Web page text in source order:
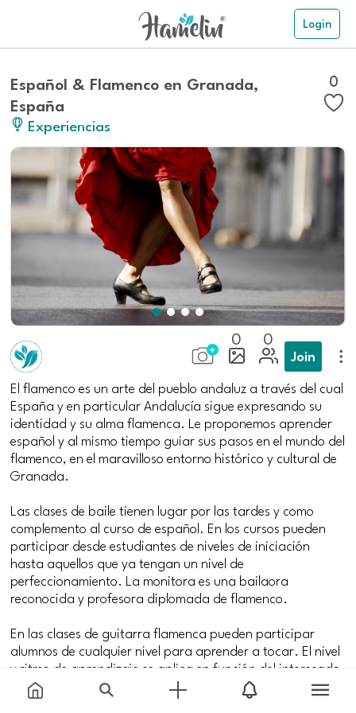
Login
Español & Flamenco en Granada,
España
Experiencias
0
0 0
Join
El flamenco es un arte del pueblo andaluz a través del cual
España y en particular Andalucía sigue expresando su
identidad y su alma flamenca. Le proponemos aprender
español y al mismo tiempo guiar sus pasos en el mundo del
flamenco, en el maravilloso entorno histórico y cultural de
Granada.
Las clases de baile tienen lugar por las tardes y como
complemento al curso de español. En los cursos pueden
participar desde estudiantes de niveles de iniciación
hasta aquellos que ya tengan un nivel de
perfeccionamiento. La monitora es una bailaora
reconocida y profesora diplomada de flamenco.
En las clases de guitarra flamenca pueden participar
alumnos de cualquier nivel para aprender a tocar. El nivel
y ritmo de aprendizaje se aplica en función del interesado.
Se trabajan aspectos técnicos y teóricos de la guitarra.
También ofrecemos clases de percusión trabajando el